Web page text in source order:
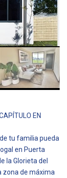
EN
tu familia pueda
en Puerta
la Glorieta del
zona de máxima